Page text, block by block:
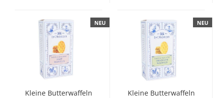
NEU
Kleine Butterwaffeln
NEU
Kleine Butterwaffeln